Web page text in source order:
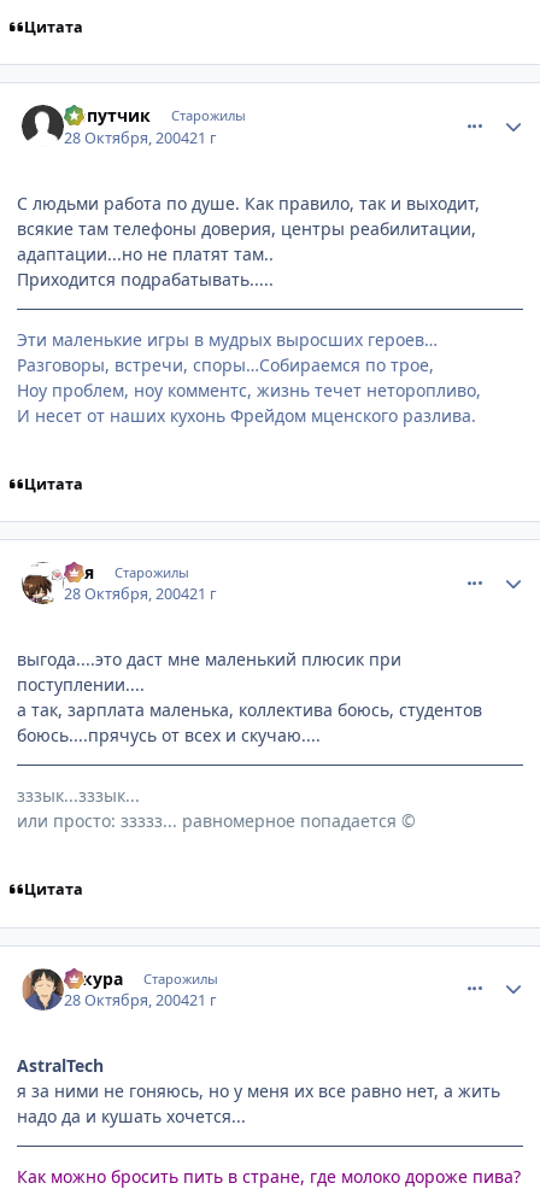
Цитата
Попутчик Старожилы
28 Октября, 200421 г
С людьми работа по душе. Как правило, так и выходит,
всякие там телефоны доверия, центры реабилитации,
адаптации...но не платят там..
Приходится подрабатывать.....
Эти маленькие игры в мудрых выросших героев…
Разговоры, встречи, споры…Собираемся по трое,
Ноу проблем, ноу комментс, жизнь течет неторопливо,
И несет от наших кухонь Фрейдом мценского разлива.
Цитата
Ася Старожилы
28 Октября, 200421 г
выгода....это даст мне маленький плюсик при
поступлении....
а так, зарплата маленька, коллектива боюсь, студентов
боюсь....прячусь от всех и скучаю....
зззык...зззык...
или просто: ззззз... равномерное попадается ©
Цитата
сакура Старожилы
28 Октября, 200421 г
AstralTech
я за ними не гоняюсь, но у меня их все равно нет, а жить
надо да и кушать хочется...
Как можно бросить пить в стране, где молоко дороже пива?